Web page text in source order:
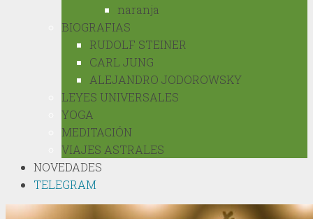
naranja
BIOGRAFIAS
RUDOLF STEINER
CARL JUNG
ALEJANDRO JODOROWSKY
LEYES UNIVERSALES
YOGA
MEDITACIÓN
VIAJES ASTRALES
NOVEDADES
TELEGRAM